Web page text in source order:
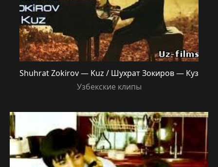
Shuhrat Zokirov — Kuz / Шухрат Зокиров — Куз
Узбекские клипы